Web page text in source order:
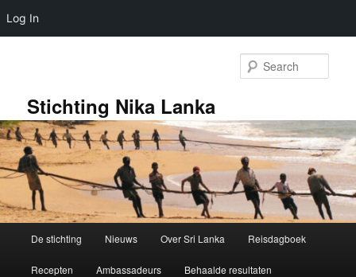
Log In
Stichting Nika Lanka
De stichting Nieuws Over Sri Lanka Reisdagboek
Recepten Ambassadeurs Behaalde resultaten